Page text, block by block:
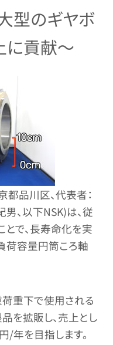
型のギヤボ
に貢献～
品川区、代表者：
、以下NSK)は、従
で、長寿命化を実
荷容量円筒ころ軸
重下で使用される
を拡販し、売上とし
年を目指します。